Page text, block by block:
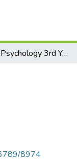
Cognitive Psychology 3rd Year Students of English
8974